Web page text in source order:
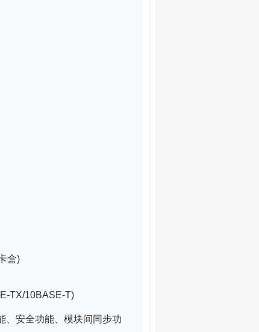
盒)
TX/10BASE-T)
、安全功能、模块间同步功